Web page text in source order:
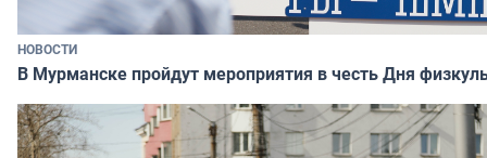
НОВОСТИ
В Мурманске пройдут мероприятия в честь Дня